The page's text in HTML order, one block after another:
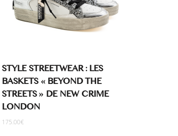
STYLE STREETWEAR : LES
BASKETS « BEYOND THE
STREETS » DE NEW CRIME
LONDON
175.00€